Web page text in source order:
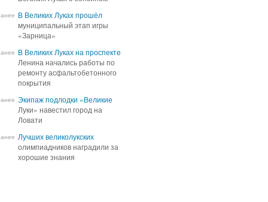
В Великих Луках прошёл
муниципальный этап игры
«Зарница»
В Великих Луках прошёл
муниципальный этап игры
«Зарница»
В Великих Луках на проспекте
Ленина начались работы по
ремонту асфальтобетонного
покрытия
В Великих Луках на проспекте
Ленина начались работы по
ремонту асфальтобетонного
покрытия
Экипаж подлодки «Великие
Луки» навестил город на
Ловати
Экипаж подлодки «Великие
Луки» навестил город на
Ловати
Лучших великолукских
олимпиадников наградили за
хорошие знания
Лучших великолукских
олимпиадников наградили за
хорошие знания